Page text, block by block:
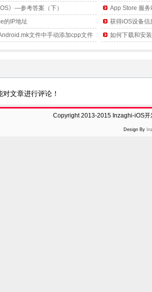
》—参考答案（下）
App Store 服
的IP地址
获得iOS设备信
文件中手动添加cpp文件
如何下载和安
对文章进行评论！
Copyright 2013-2015 Inzaghi-iOS
Design By